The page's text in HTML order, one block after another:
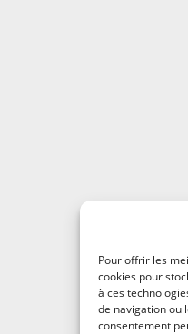
Pour offrir les
cookies pour
à ces
de navigation ou
consentement